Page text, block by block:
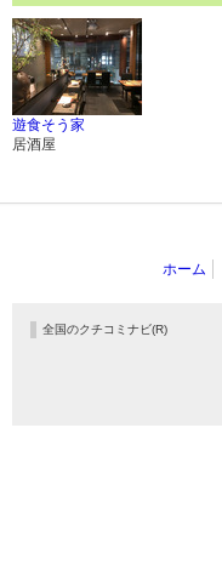
遊食そう家
居酒屋
ホーム
全国のクチコミナビ(R)